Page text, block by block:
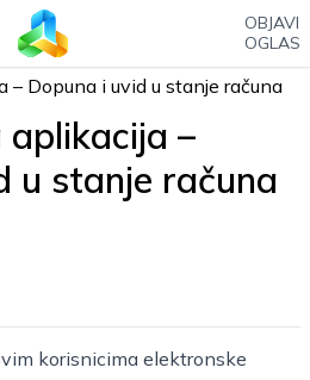
OBJAVI
OGLAS
aplikacija –
u stanje računa
korisnicima elektronske